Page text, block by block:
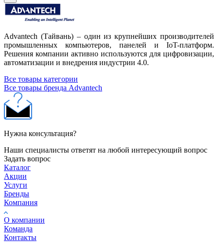
Advantech (Тайвань) – один из крупнейших производителей
промышленных компьютеров, панелей и IoT-платформ.
Решения компании активно используются для цифровизации,
автоматизации и внедрения индустрии 4.0.
Все товары категории
Все товары бренда Advantech
Нужна консультация?
Наши специалисты ответят на любой интересующий вопрос
Задать вопрос
Каталог
Акции
Услуги
Бренды
Компания
О компании
Команда
Контакты